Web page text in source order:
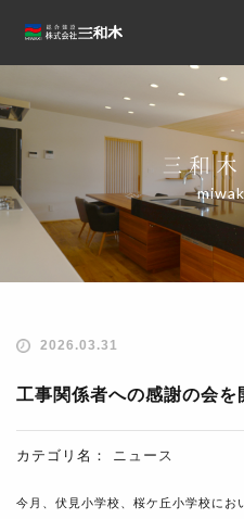
三和
2026.03.31
工事関係者への感謝の会
カテゴリ名： ニュース
今月、伏見小学校、桜ケ丘小学校にお